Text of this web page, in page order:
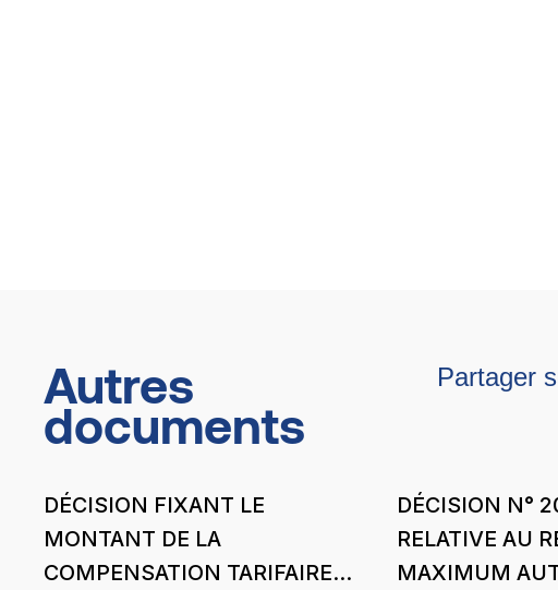
Autres
documents
Partager
DÉCISION FIXANT LE
MONTANT DE LA
COMPENSATION TARIFAIRE
DÉCISION N°
RELATIVE AU
MAXIMUM